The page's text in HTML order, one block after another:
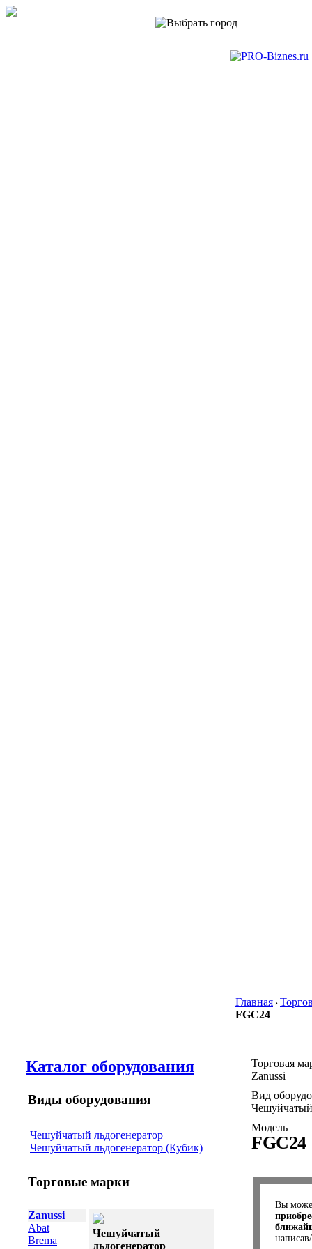
Главная ›
FGC24
Каталог оборудования
Виды оборудования
Чешуйчатый льдогенератор
Чешуйчатый льдогенератор (Кубик)
Торговые марки
Zanussi
Abat
Brema
Чешуйчатый
льдогенератор
Торговая
Zanussi
Вид
Чешуйчатый
Модель
FGC24
Вы